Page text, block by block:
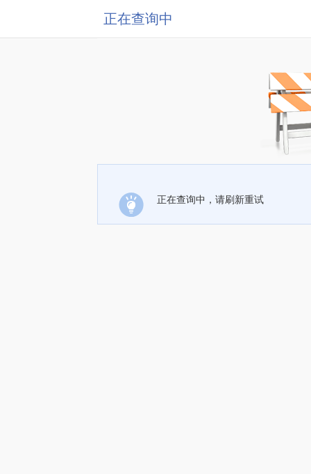
正在查询中
正在查询中，请刷新重试